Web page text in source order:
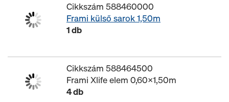
Cikkszám 588460000
Frami külső sarok 1,50m
1 db
Cikkszám 588464500
Frami Xlife elem 0,60x1,50m
4 db